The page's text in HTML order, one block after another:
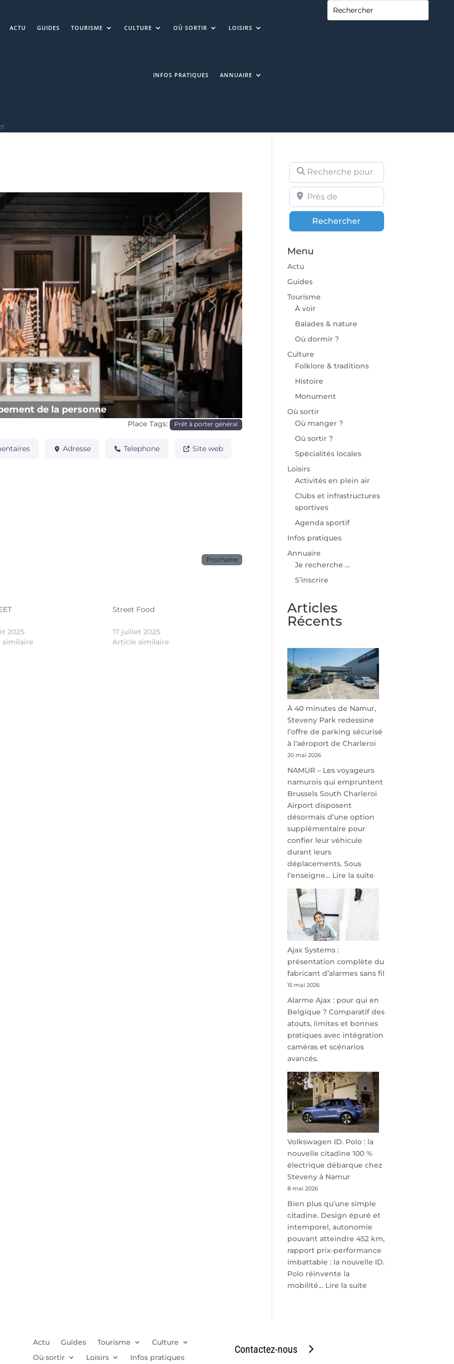
ACTU GUIDES TOURISME CULTURE OÙ SORTIR LOISIRS
INFOS PRATIQUES ANNUAIRE
de la personne
Prochaine
Place Tags: Prêt à porter général
Adresse Telephone Site web
Prochaine
2025
similaire
Street Food
17 juillet 2025
Article similaire
Recherche pour
Près de
Rechercher
Menu
Actu
Guides
Tourisme
À voir
Balades & nature
Où dormir ?
Culture
Folklore & traditions
Histoire
Monument
Où sortir
Où manger ?
Où sortir ?
Spécialités locales
Loisirs
Activités en plein air
Clubs et infrastructures
sportives
Agenda sportif
Infos pratiques
Annuaire
Je recherche …
S’inscrire
Articles
Récents
À 40 minutes de Namur,
Steveny Park redessine
l’offre de parking sécurisé
à l’aéroport de Charleroi
20 mai 2026
NAMUR – Les voyageurs
namurois qui empruntent
Brussels South Charleroi
Airport disposent
désormais d’une option
supplémentaire pour
confier leur véhicule
durant leurs
déplacements. Sous
l’enseigne… Lire la suite
Park
redessine
parking
sécurisé
à
l’aéroport
Ajax Systems :
présentation complète du
fabricant d’alarmes sans fil
15 mai 2026
Alarme Ajax : pour qui en
Belgique ? Comparatif des
atouts, limites et bonnes
pratiques avec intégration
caméras et scénarios
avancés.
Volkswagen ID. Polo : la
nouvelle citadine 100 %
électrique débarque chez
Steveny à Namur
8 mai 2026
Bien plus qu’une simple
citadine. Design épuré et
intemporel, autonomie
pouvant atteindre 452 km,
rapport prix-performance
imbattable : la nouvelle ID.
Polo réinvente la
mobilité… Lire la suite
Actu Guides Tourisme
Culture
Où sortir
Loisirs Infos pratiques
Contactez-nous